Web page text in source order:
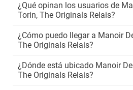
¿Qué opinan los usuarios de
Torin, The Originals Relais?
¿Cómo puedo llegar a Manoir
The Originals Relais?
¿Dónde está ubicado Manoir
The Originals Relais?